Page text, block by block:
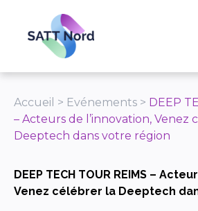
Accueil > Evénements > DEEP
– Acteurs de l’innovation, Venez
Deeptech dans votre région
DEEP TECH TOUR REIMS –
Venez célébrer la Deeptech